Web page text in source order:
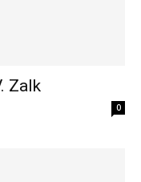
Zalk
0